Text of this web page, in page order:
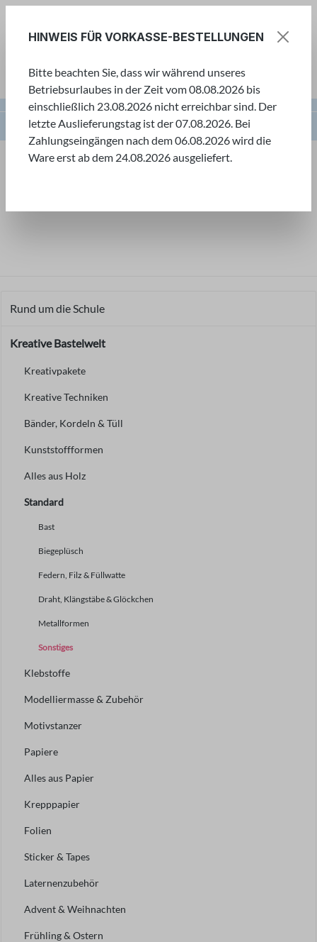
Kreative Bastelwelt Standard Sonstiges
Kreative Bastelwelt
finden Sie eine große Auswahl an Bastelartikeln,
Rund um die Schule
Kreative Bastelwelt
Kreativpakete
Kreative Techniken
Bänder, Kordeln & Tüll
Kunststoffformen
Alles aus Holz
Standard
Bast
Biegeplüsch
Federn, Filz & Füllwatte
Draht, Klängstäbe & Glöckchen
Metallformen
Sonstiges
Klebstoffe
Modelliermasse & Zubehör
Motivstanzer
Papiere
Alles aus Papier
Krepppapier
Folien
Sticker & Tapes
Laternenzubehör
Advent & Weihnachten
Frühling & Ostern
HINWEIS FÜR VORKASSE-BESTELLUNGEN
Bitte beachten Sie, dass wir während unseres
Betriebsurlaubes in der Zeit vom 08.08.2026 bis
einschließlich 23.08.2026 nicht erreichbar sind. Der
letzte Auslieferungstag ist der 07.08.2026. Bei
Zahlungseingängen nach dem 06.08.2026 wird die
Ware erst ab dem 24.08.2026 ausgeliefert.